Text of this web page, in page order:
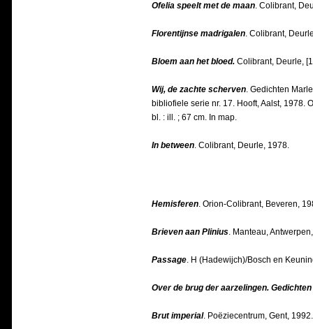
Ofelia speelt met de maan. Colibrant,
Florentijnse madrigalen. Colibrant,
Bloem aan het bloed. Colibrant, Deurle,
Wij, de zachte scherven. Gedichten
bibliofiele serie nr. 17. Hooft, Aalst, 1978.
bl. : ill. ; 67 cm. In map.
In between. Colibrant, Deurle, 1978.
Hemisferen. Orion-Colibrant, Beveren,
Brieven aan Plinius. Manteau,
Passage. H (Hadewijch)/Bosch en
Over de brug der aarzelingen.
Brut imperial. Poëziecentrum, Gent,